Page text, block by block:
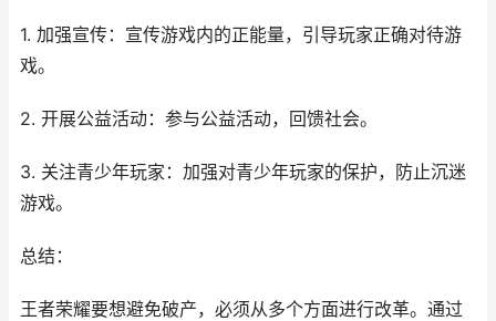
1. 加强宣传：宣传游戏内的正能量，引导玩家正确对待游
戏。
2. 开展公益活动：参与公益活动，回馈社会。
3. 关注青少年玩家：加强对青少年玩家的保护，防止沉迷
游戏。
总结：
王者荣耀要想避免破产，必须从多个方面进行改革。通过